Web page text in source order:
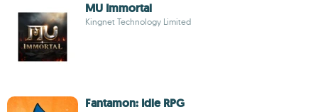
MU Immortal
Kingnet Technology Limited
Fantamon: Idle RPG